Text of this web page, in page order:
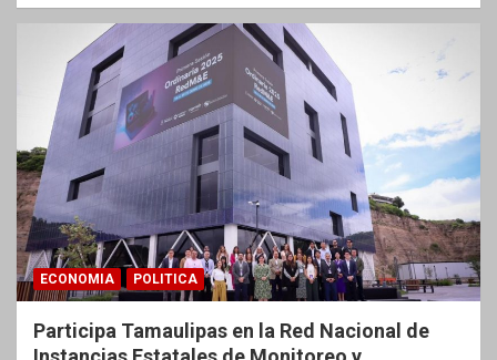
ECONOMIA POLITICA
Participa Tamaulipas en la Red Nacional de